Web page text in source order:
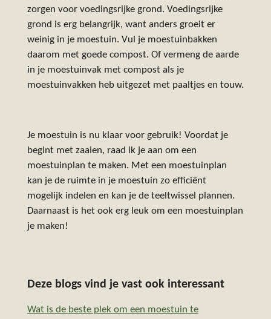
zorgen voor voedingsrijke grond. Voedingsrijke
grond is erg belangrijk, want anders groeit er
weinig in je moestuin. Vul je moestuinbakken
daarom met goede compost. Of vermeng de aarde
in je moestuinvak met compost als je
moestuinvakken heb uitgezet met paaltjes en touw.
Je moestuin is nu klaar voor gebruik! Voordat je
begint met zaaien, raad ik je aan om een
moestuinplan te maken. Met een moestuinplan
kan je de ruimte in je moestuin zo efficiënt
mogelijk indelen en kan je de teeltwissel plannen.
Daarnaast is het ook erg leuk om een moestuinplan
je maken!
Deze blogs vind je vast ook interessant
Wat is de beste plek om een moestuin te